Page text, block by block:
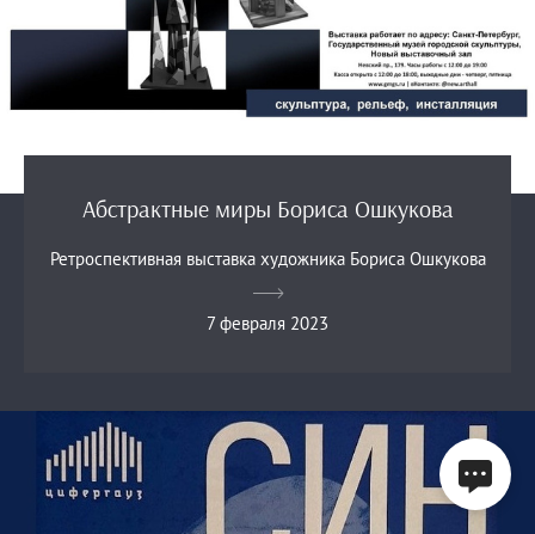
Абстрактные миры Бориса Ошкукова
Ретроспективная выставка художника Бориса Ошкукова
7 февраля 2023